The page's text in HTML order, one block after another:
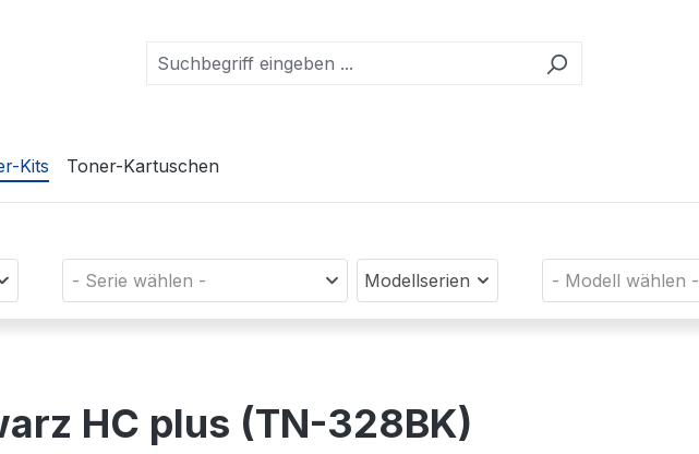
Kits Toner-Kartuschen
- Serie wählen - Modellserien - Modell wählen -
HC plus (TN-328BK)